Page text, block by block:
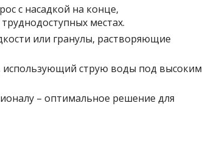
с насадкой на конце,
местах.
или гранулы, растворяющие
струю воды под высоким
– оптимальное решение для